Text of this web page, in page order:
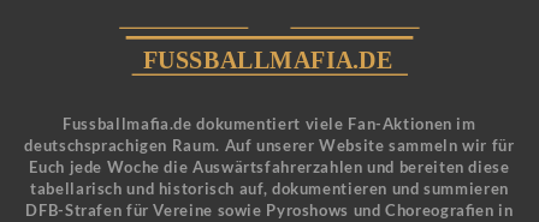
Fussballmafia.de dokumentiert viele Fan-Aktionen im
deutschsprachigen Raum. Auf unserer Website sammeln wir für
Euch jede Woche die Auswärtsfahrerzahlen und bereiten diese
tabellarisch und historisch auf, dokumentieren und summieren
DFB-Strafen für Vereine sowie Pyroshows und Choreografien in